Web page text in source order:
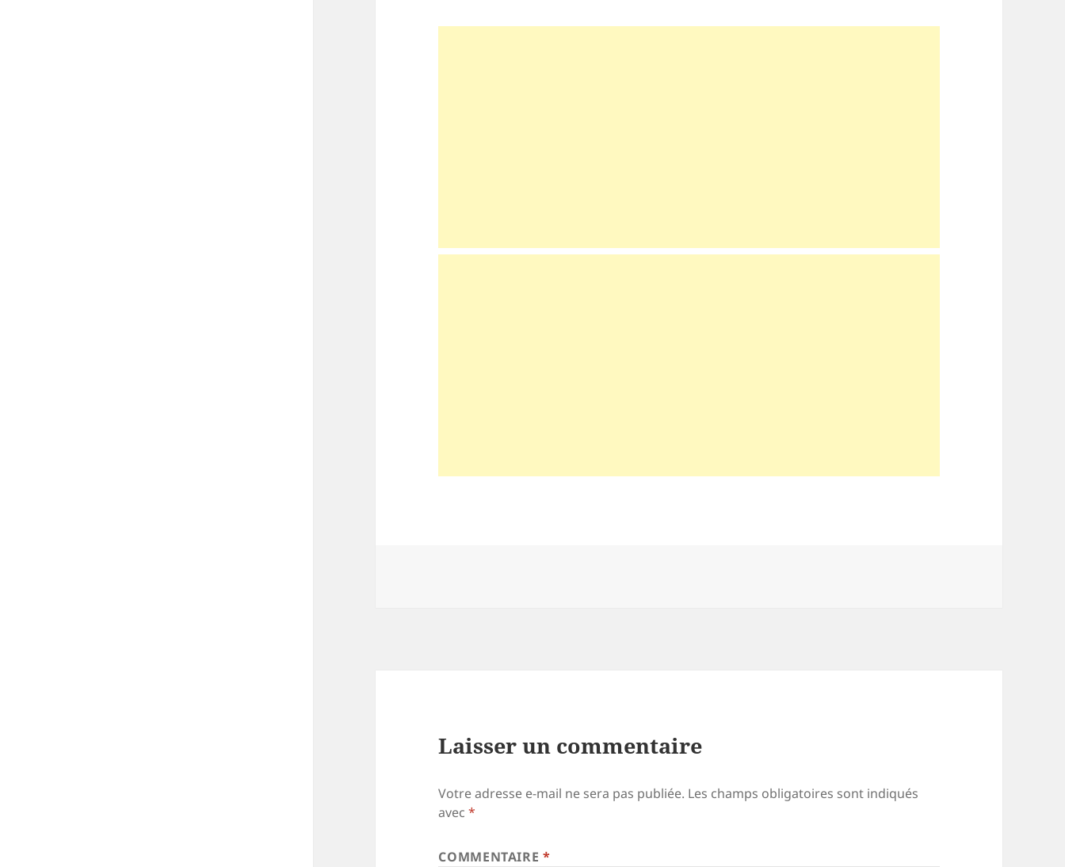
Laisser un commentaire
Votre adresse e-mail ne sera pas publiée. Les champs obligatoires sont indiqués
avec*
COMMENTAIRE*